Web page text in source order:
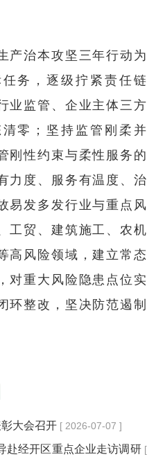
产治本攻坚三年行动为
务，逐级拧紧责任链
业监管、企业主体三方
零；坚持监管刚柔并
刚性约束与柔性服务的
力度、服务有温度、治
易发多发行业与重点风
工贸、建筑施工、农机
高风险领域，建立常态
对重大风险隐患点位实
环整改，坚决防范遏制
彰大会召开 [ 2026-07-07 ]
赴经开区重点企业走访调研 [